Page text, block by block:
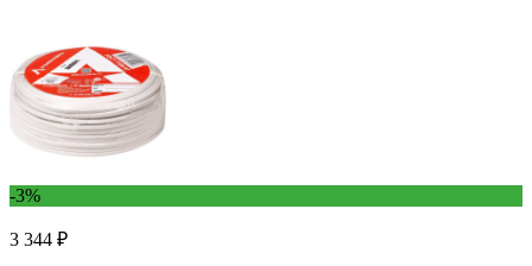
-3%
3 344 ₽